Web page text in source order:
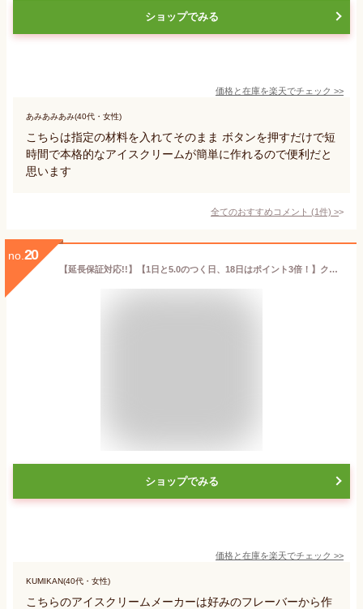
ショップでみる
価格と在庫を楽天でチェック >>
あみあみあみ(40代・女性)
こちらは指定の材料を入れてそのまま ボタンを押すだけで短
時間で本格的なアイスクリームが簡単に作れるので便利だと
思います
全てのおすすめコメント (1件) >
no. 20
【延長保証対応!!】【1日と5.0のつく日、18日はポイント3倍！】クイジナート アイスクリームメーカー ICE-M10WJ ホワイト
ショップでみる
価格と在庫を楽天でチェック >>
KUMIKAN(40代・女性)
こちらのアイスクリームメーカーは好みのフレーバーから作